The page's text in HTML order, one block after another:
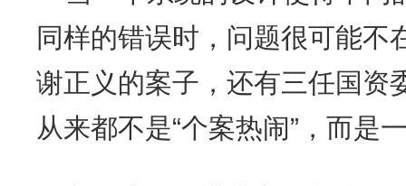
同样的错误时，问题很可能不
谢正义的案子，还有三任国资
从来都不是“个案热闹”，而是